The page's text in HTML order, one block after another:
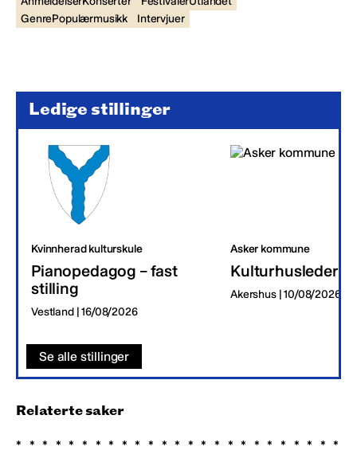
GenrePopulærmusikk
Intervjuer
Ledige stillinger
Kvinnherad kulturskule
Pianopedagog – fast
stilling
Vestland | 16/08/2026
Asker kommune
Kulturhusleder
Akershus | 10/08/2026
Se alle stillinger
Relaterte saker